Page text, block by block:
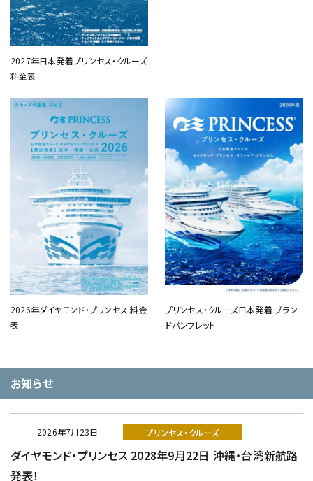
2027年日本発着プリンセス・クルーズ
料金表
2026年ダイヤモンド・プリンセス 料金
表
プリンセス・クルーズ日本発着 ブラン
ドパンフレット
お知らせ
2026年7月23日 プリンセス・クルーズ
ダイヤモンド・プリンセス 2028年9月22日 沖縄・台湾新航路
発表！